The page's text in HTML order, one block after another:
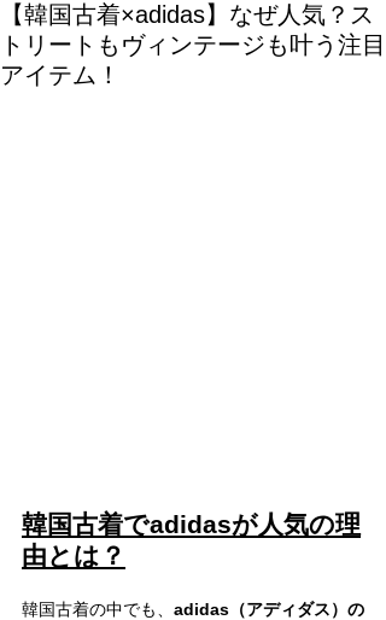
【韓国古着×adidas】なぜ人気？ス
トリートもヴィンテージも叶う注目
アイテム！
韓国古着でadidasが人気の理
由とは？
韓国古着の中でも、 adidas（アディダス）の